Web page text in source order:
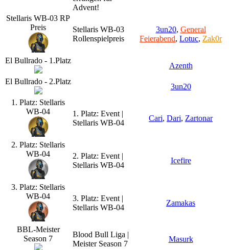
Advent!
Stellaris WB-03 RP
Preis
Stellaris WB-03
Rollenspielpreis
3un20, General
Feierabend, Lotuc, Zak0r
El Bullrado - 1.Platz
Azenth
El Bullrado - 2.Platz
3un20
1. Platz: Stellaris
WB-04
1. Platz: Event |
Stellaris WB-04
Cari, Dari, Zartonar
2. Platz: Stellaris
WB-04
2. Platz: Event |
Stellaris WB-04
Icefire
3. Platz: Stellaris
WB-04
3. Platz: Event |
Stellaris WB-04
Zamakas
BBL-Meister
Season 7
Blood Bull Liga |
Meister Season 7
Masurk